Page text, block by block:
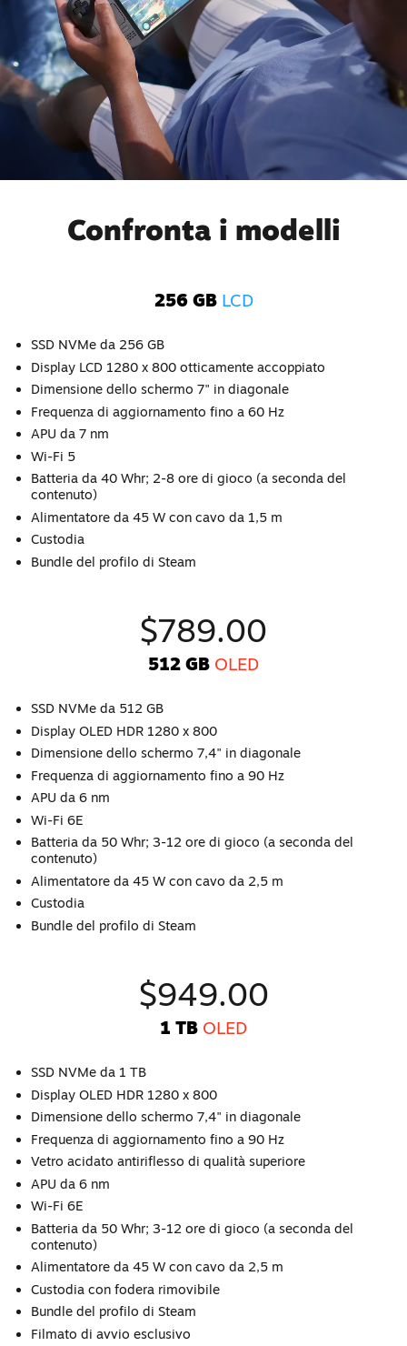
Confronta i modelli
256 GB LCD
SSD NVMe da 256 GB
Display LCD 1280 x 800 otticamente accoppiato
Dimensione dello schermo 7" in diagonale
Frequenza di aggiornamento fino a 60 Hz
APU da 7 nm
Wi-Fi 5
Batteria da 40 Whr; 2-8 ore di gioco (a seconda del
contenuto)
Alimentatore da 45 W con cavo da 1,5 m
Custodia
Bundle del profilo di Steam
$789.00
512 GB OLED
SSD NVMe da 512 GB
Display OLED HDR 1280 x 800
Dimensione dello schermo 7,4" in diagonale
Frequenza di aggiornamento fino a 90 Hz
APU da 6 nm
Wi-Fi 6E
Batteria da 50 Whr; 3-12 ore di gioco (a seconda del
contenuto)
Alimentatore da 45 W con cavo da 2,5 m
Custodia
Bundle del profilo di Steam
$949.00
1 TB OLED
SSD NVMe da 1 TB
Display OLED HDR 1280 x 800
Dimensione dello schermo 7,4" in diagonale
Frequenza di aggiornamento fino a 90 Hz
Vetro acidato antiriflesso di qualità superiore
APU da 6 nm
Wi-Fi 6E
Batteria da 50 Whr; 3-12 ore di gioco (a seconda del
contenuto)
Alimentatore da 45 W con cavo da 2,5 m
Custodia con fodera rimovibile
Bundle del profilo di Steam
Filmato di avvio esclusivo